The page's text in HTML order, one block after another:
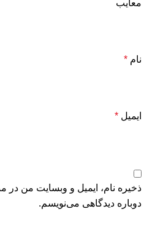
معایب
نام *
ایمیل *
ذخیره نام، ایمیل و وبسایت من در
دوباره دیدگاهی می‌نویسم.